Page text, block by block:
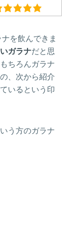
を飲んできま
ガラナだと思
ちろんガラナ
、次から紹介
いるという印
う方のガラナ